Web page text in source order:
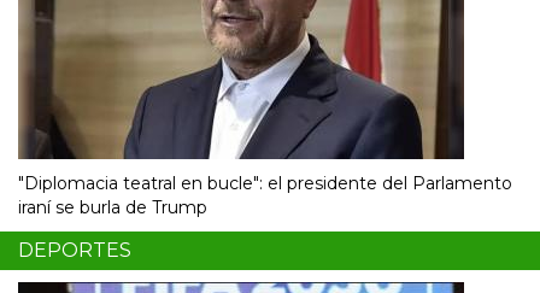
"Diplomacia teatral en bucle": el presidente del Parlamento
iraní se burla de Trump
DEPORTES